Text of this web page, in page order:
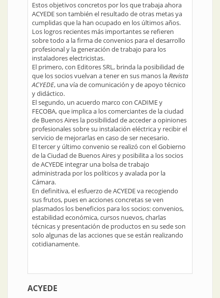
Estos objetivos concretos por los que trabaja ahora
ACYEDE son también el resultado de otras metas ya
cumplidas que la han ocupado en los últimos años.
Los logros recientes más importantes se refieren
sobre todo a la firma de convenios para el desarrollo
profesional y la generación de trabajo para los
instaladores electricistas.
El primero, con Editores SRL, brinda la posibilidad de
que los socios vuelvan a tener en sus manos laRevista
ACYEDE, una vía de comunicación y de apoyo técnico
y didáctico.
El segundo, un acuerdo marco con CADIME y
FECOBA, que implica a los comerciantes de la ciudad
de Buenos Aires la posibilidad de acceder a opiniones
profesionales sobre su instalación eléctrica y recibir el
servicio de mejorarlas en caso de ser necesario.
El tercer y último convenio se realizó con el Gobierno
de la Ciudad de Buenos Aires y posibilita a los socios
de ACYEDE integrar una bolsa de trabajo
administrada por los políticos y avalada por la
Cámara.
En definitiva, el esfuerzo de ACYEDE va recogiendo
sus frutos, pues en acciones concretas se ven
plasmados los beneficios para los socios: convenios,
estabilidad económica, cursos nuevos, charlas
técnicas y presentación de productos en su sede son
solo algunas de las acciones que se están realizando
cotidianamente.
ACYEDE